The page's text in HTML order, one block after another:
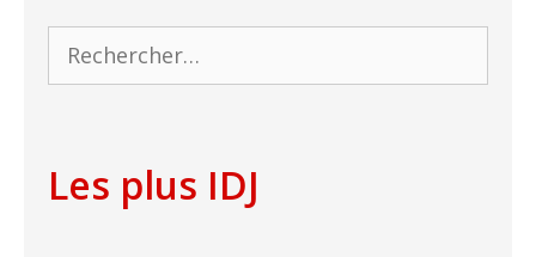
Rechercher :
Les plus IDJ